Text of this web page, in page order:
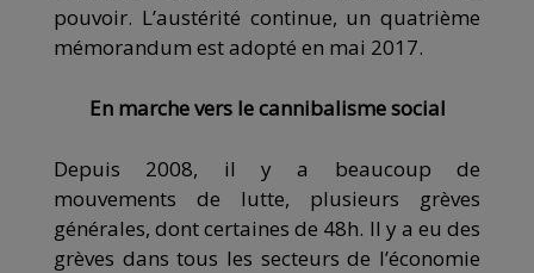
pouvoir. L’austérité continue, un quatrième
mémorandum est adopté en mai 2017.
En marche vers le cannibalisme social
Depuis 2008, il y a beaucoup de
mouvements de lutte, plusieurs grèves
générales, dont certaines de 48h. Il y a eu des
grèves dans tous les secteurs de l’économie